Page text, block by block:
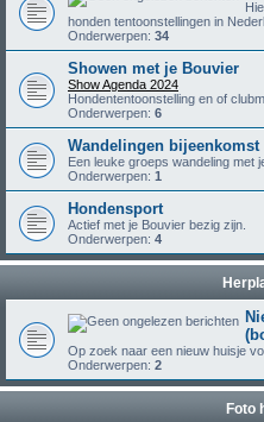
honden tentoonstellingen in
Onderwerpen: 34
Showen met je Bouvier
Show Agenda 2024
Hondententoonstelling en of
Onderwerpen: 6
Wandelingen bijeenkomst
Een leuke groeps wandeling met
Onderwerpen: 1
Hondensport
Actief met je Bouvier bezig zijn.
Onderwerpen: 4
Op zoek naar een nieuw huisje
Onderwerpen: 2
Foto